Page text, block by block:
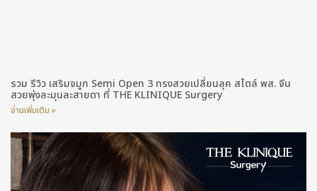
รวม รีวิว เสริมจมูก Semi Open 3 ทรงสวยเปลี่ยนลุค สไตล์ พส. จีน
สวยพุ่งละมุนละสายตา ที่ THE KLINIQUE Surgery
อ่านเพิ่มเติม »